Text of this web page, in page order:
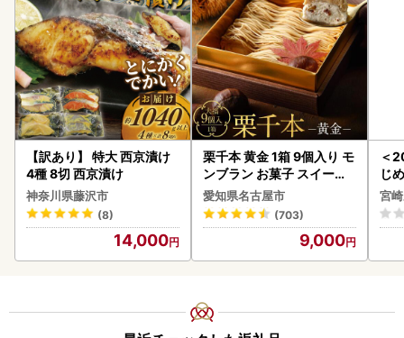
【訳あり】 特大 西京漬け
4種 8切 西京漬け
神奈川県藤沢市
(8)
14,000
栗千本 黄金 1箱 9個入り モ
ンブラン お菓子 スイーツ
デザート モンブラン 人気
愛知県名古屋市
(703)
9,000
＜
じ
ロ
宮